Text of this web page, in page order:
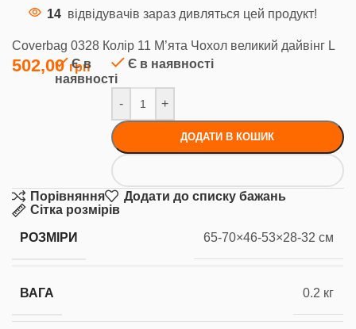
14 відвідувачів зараз дивляться цей продукт!
Coverbag 0328 Колір 11 М’ята Чохол великий дайвінг L
502,00 Є в
наявності
Є в наявності
- +
ДОДАТИ В КОШИК
Порівняння
Додати до списку бажань
Сітка розмірів
РОЗМІРИ 65-70×46-53×28-32 см
ВАГА 0.2 кг